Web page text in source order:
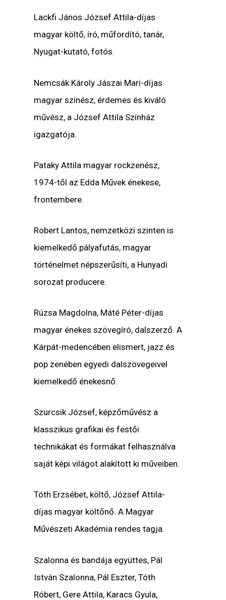
Lackfi János József Attila-díjas
magyar költő, író, műfordító, tanár,
Nyugat-kutató, fotós.
Nemcsák Károly Jászai Mari-díjas
magyar színész, érdemes és kiváló
művész, a József Attila Színház
igazgatója.
Pataky Attila magyar rockzenész,
1974-től az Edda Művek énekese,
frontembere.
Robert Lantos, nemzetközi szinten is
kiemelkedő pályafutás, magyar
történelmet népszerűsíti, a Hunyadi
sorozat producere.
Rúzsa Magdolna, Máté Péter-díjas
magyar énekes szövegíró, dalszerző. A
Kárpát-medencében elismert, jazz és
pop zenében egyedi dalszövegeivel
kiemelkedő énekesnő.
Szurcsik József, képzőművész a
klasszikus grafikai és festői
technikákat és formákat felhasználva
saját képi világot alakított ki műveiben.
Tóth Erzsébet, költő, József Attila-
díjas magyar költőnő. A Magyar
Művészeti Akadémia rendes tagja.
Szalonna és bandája együttes, Pál
István Szalonna, Pál Eszter, Tóth
Róbert, Gere Attila, Karacs Gyula,